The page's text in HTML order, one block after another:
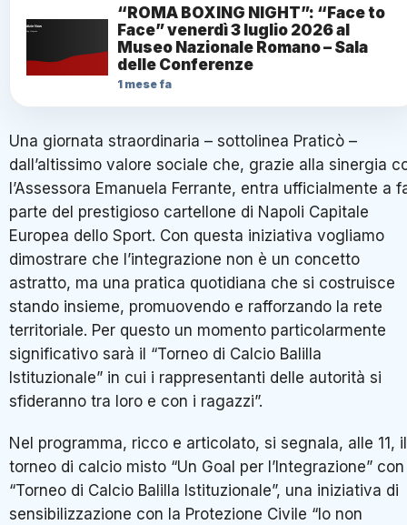
“ROMA BOXING NIGHT”: “Face to
Face” venerdì 3 luglio 2026 al
Museo Nazionale Romano – Sala
delle Conferenze
1 mese fa
Una giornata straordinaria – sottolinea Praticò –
dall’altissimo valore sociale che, grazie alla sinergia
l’Assessora Emanuela Ferrante, entra ufficialmente a
parte del prestigioso cartellone di Napoli Capitale
Europea dello Sport. Con questa iniziativa vogliamo
dimostrare che l’integrazione non è un concetto
astratto, ma una pratica quotidiana che si costruisce
stando insieme, promuovendo e rafforzando la rete
territoriale. Per questo un momento particolarmente
significativo sarà il “Torneo di Calcio Balilla
Istituzionale” in cui i rappresentanti delle autorità si
sfideranno tra loro e con i ragazzi”.
Nel programma, ricco e articolato, si segnala, alle 11, il
torneo di calcio misto “Un Goal per l’Integrazione”
“Torneo di Calcio Balilla Istituzionale”, una iniziativa di
sensibilizzazione con la Protezione Civile “Io non